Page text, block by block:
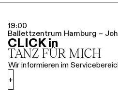
19:00
Ballettzentrum Hamburg –
CLICK in
TANZ FÜR MICH
Wir informieren im
+